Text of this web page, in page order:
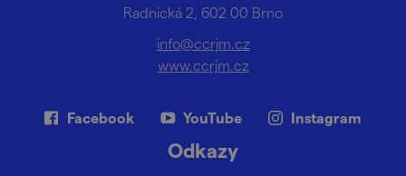
Radnická 2, 602 00 Brno
info@ccrjm.cz
www.ccrjm.cz
Facebook YouTube Instagram
Odkazy